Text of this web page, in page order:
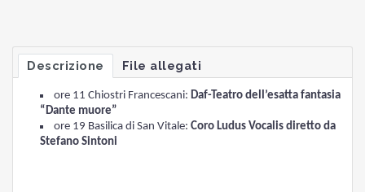
Descrizione File allegati
ore 11 Chiostri Francescani: Daf-Teatro dell’esatta fantasia
“Dante muore”
ore 19 Basilica di San Vitale: Coro Ludus Vocalis diretto da
Stefano Sintoni